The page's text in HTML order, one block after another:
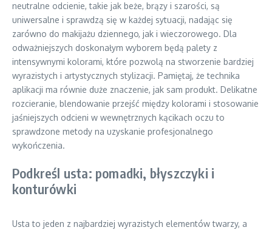
neutralne odcienie, takie jak beże, brązy i szarości, są
uniwersalne i sprawdzą się w każdej sytuacji, nadając się
zarówno do makijażu dziennego, jak i wieczorowego. Dla
odważniejszych doskonałym wyborem będą palety z
intensywnymi kolorami, które pozwolą na stworzenie bardziej
wyrazistych i artystycznych stylizacji. Pamiętaj, że technika
aplikacji ma równie duże znaczenie, jak sam produkt. Delikatne
rozcieranie, blendowanie przejść między kolorami i stosowanie
jaśniejszych odcieni w wewnętrznych kącikach oczu to
sprawdzone metody na uzyskanie profesjonalnego
wykończenia.
Podkreśl usta: pomadki, błyszczyki i
konturówki
Usta to jeden z najbardziej wyrazistych elementów twarzy, a